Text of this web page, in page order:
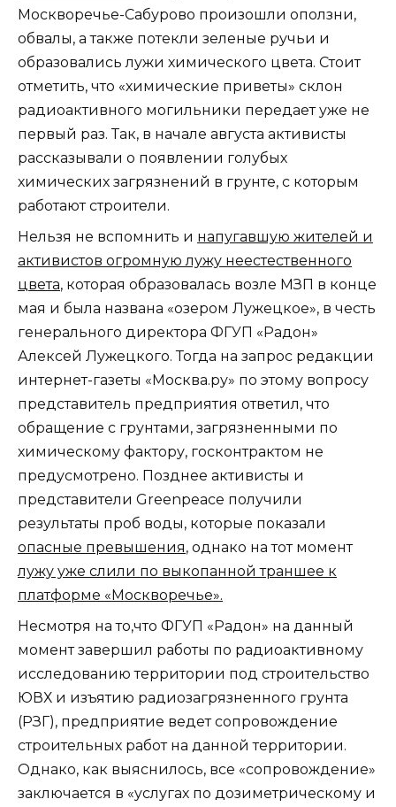
Москворечье-Сабурово произошли оползни,
обвалы, а также потекли зеленые ручьи и
образовались лужи химического цвета. Стоит
отметить, что «химические приветы» склон
радиоактивного могильники передает уже не
первый раз. Так, в начале августа активисты
рассказывали о появлении голубых
химических загрязнений в грунте, с которым
работают строители.
Нельзя не вспомнить и напугавшую жителей и
активистов огромную лужу неестественного
цвета, которая образовалась возле МЗП в конце
мая и была названа «озером Лужецкое», в честь
генерального директора ФГУП «Радон»
Алексей Лужецкого. Тогда на запрос редакции
интернет-газеты «Москва.ру» по этому вопросу
представитель предприятия ответил, что
обращение с грунтами, загрязненными по
химическому фактору, госконтрактом не
предусмотрено. Позднее активисты и
представители Greenpeace получили
результаты проб воды, которые показали
опасные превышения, однако на тот момент
лужу уже слили по выкопанной траншее к
платформе «Москворечье».
Несмотря на то,что ФГУП «Радон» на данный
момент завершил работы по радиоактивному
исследованию территории под строительство
ЮВХ и изъятию радиозагрязненного грунта
(РЗГ), предприятие ведет сопровождение
строительных работ на данной территории.
Однако, как выяснилось, все «сопровождение»
заключается в «услугах по дозиметрическому и